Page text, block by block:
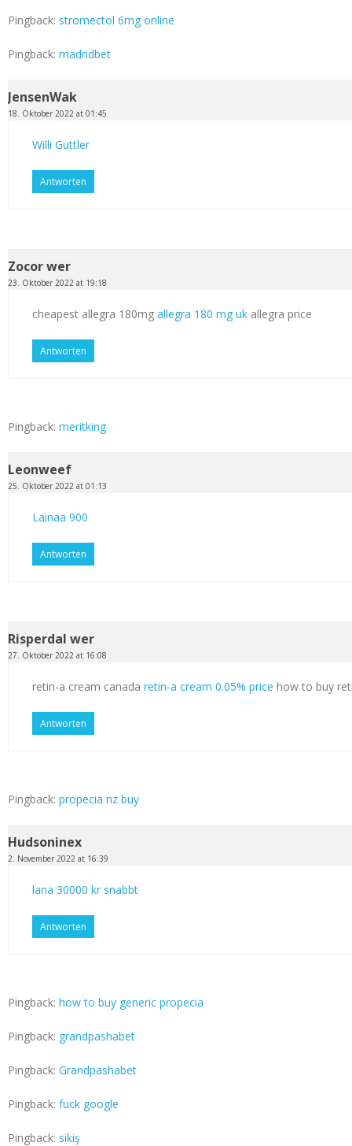
Pingback: stromectol 6mg online
Pingback: madridbet
JensenWak
18. Oktober 2022 at 01:45
Willi Guttler
Antworten
Zocor wer
23. Oktober 2022 at 19:18
cheapest allegra 180mg allegra 180 mg uk allegra price
Antworten
Pingback: meritking
Leonweef
25. Oktober 2022 at 01:13
Lainaa 900
Antworten
Risperdal wer
27. Oktober 2022 at 16:08
retin-a cream canada retin-a cream 0.05% price how to buy
Antworten
Pingback: propecia nz buy
Hudsoninex
2. November 2022 at 16:39
lana 30000 kr snabbt
Antworten
Pingback: how to buy generic propecia
Pingback: grandpashabet
Pingback: Grandpashabet
Pingback: fuck google
Pingback: sikiş